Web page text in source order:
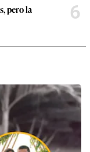
pero la
6